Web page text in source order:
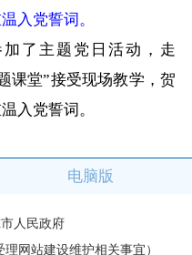
入党誓词。
了主题党日活动，走
课堂”接受现场教学，贺
入党誓词。
电脑版
人民政府
网站建设维护相关事宜）